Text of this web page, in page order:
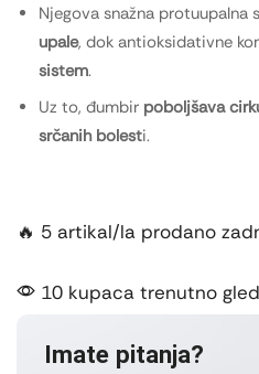
Njegova snažna protuupalna
upale, dok antioksidativne
sistem.
Uz to, đumbir poboljšava
srčanih bolesti.
🔥 5 artikal/la prodano
10 kupaca trenutno
Imate pitanja?